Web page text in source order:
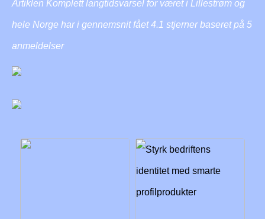
Artiklen Komplett langtidsvarsel for været i Lillestrøm og
hele Norge har i gennemsnit fået4.1 stjerner baseret på 5
anmeldelser